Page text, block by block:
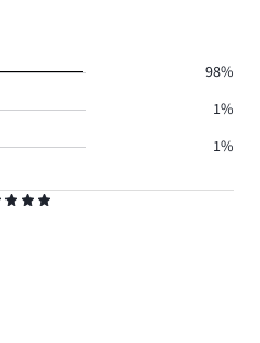
98%
1%
1%